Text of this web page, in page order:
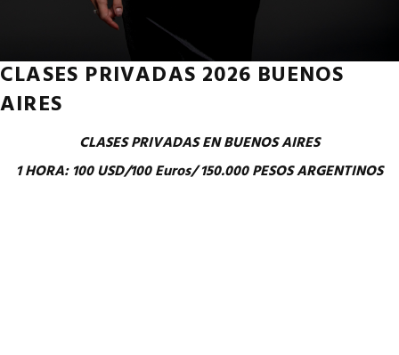
CLASES PRIVADAS 2026 BUENOS
AIRES
CLASES PRIVADAS EN BUENOS AIRES
1 HORA: 100 USD/100 Euros/ 150.000 PESOS ARGENTINOS